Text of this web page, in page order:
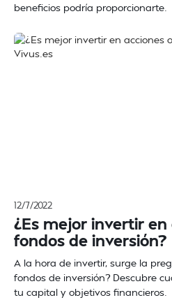
beneficios podría proporcionarte.
12/7/2022
¿Es mejor invertir en
fondos de inversión?
A la hora de invertir, surge la
fondos de inversión? Descubre
tu capital y objetivos financieros.